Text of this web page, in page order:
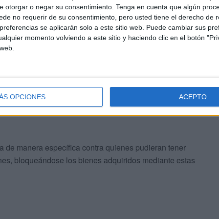
otorgar o negar su consentimiento. Tenga en cuenta que algún
no requerir de su consentimiento, pero usted tiene el derecho de
se aplicarán solo a este sitio web. Puede cambiar sus
momento volviendo a este sitio y haciendo clic en el botón
OPCIONES ACEPTO
arrestos de nuevos implicados, se suma a la
narcotraficantes de la zona norte que fue localizado
tal y como informaron los medios marroquíes.
en una serie de sucesos vinculados al
manera específica contra quienes pudieran tener
bloqueándose los bienes adquiridos mediante estas